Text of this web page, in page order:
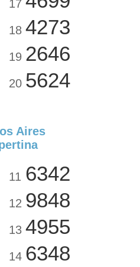
17
18 4273
19 2646
20 5624
Aires
11 6342
12 9848
13 4955
14 6348